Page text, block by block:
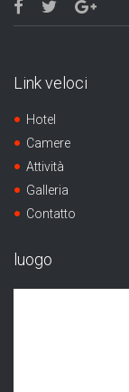
Link veloci
Hotel
Camere
Attività
Galleria
Contatto
luogo